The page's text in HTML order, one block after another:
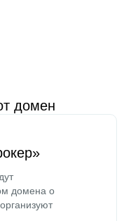
домен
домена о